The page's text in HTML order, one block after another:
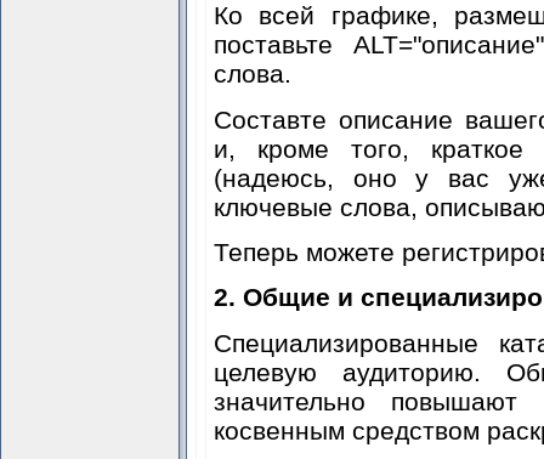
Ко всей графике,
поставьте
слова.
Cоставте описание
и, кроме того,
(надеюсь, оно у вас
ключевые слова,
Теперь можете
2. Общие и
Специализированные
целевую аудиторию.
значительно повышают
косвенным средством